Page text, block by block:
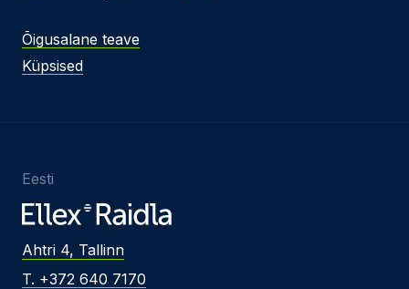
Õigusalane teave
Küpsised
Eesti
Ahtri 4, Tallinn
T. +372 640 7170